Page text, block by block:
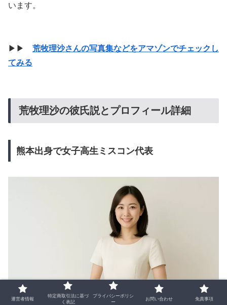
います。
▶▶ 荒牧理沙さんの写真集などをアマゾンでチェックし
てみる
荒牧理沙の彼氏説とプロフィール詳細
熊本出身で女子高生ミスコン代表
運営者情報
特定商取引法に基づ
く表記
プライバシーポリシ
ー
お問い合わせ 免責事項